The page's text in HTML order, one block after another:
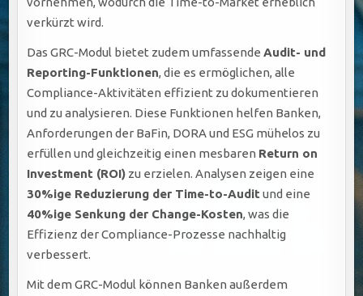
verkürzt wird.
Das GRC-Modul bietet zudem umfassendeAudit- und
Reporting-Funktionen, die es ermöglichen, alle
Compliance-Aktivitäten effizient zu dokumentieren
und zu analysieren. Diese Funktionen helfen Banken,
Anforderungen der BaFin, DORA und ESG mühelos zu
erfüllen und gleichzeitig einen mesbaren Return on
Investment (ROI) zu erzielen. Analysen zeigen eine
30%ige Reduzierung der Time-to-Audit und eine
40%ige Senkung der Change-Kosten, was die
Effizienz der Compliance-Prozesse nachhaltig
verbessert.
Mit dem GRC-Modul können Banken außerdem